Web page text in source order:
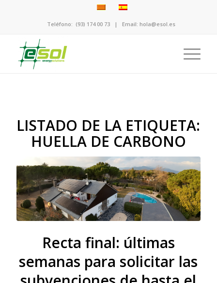
Teléfono: (93) 174 00 73 | Email:hola@esol.es
LISTADO DE LA ETIQUETA:
HUELLA DE CARBONO
Recta final: últimas
semanas para solicitar las